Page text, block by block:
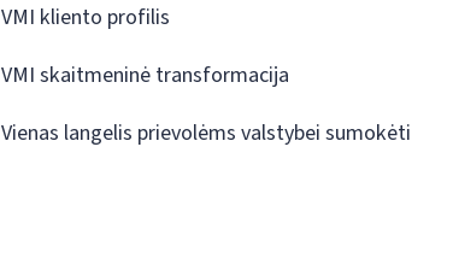
VMI kliento profilis
VMI skaitmeninė transformacija
Vienas langelis prievolėms valstybei sumokėti